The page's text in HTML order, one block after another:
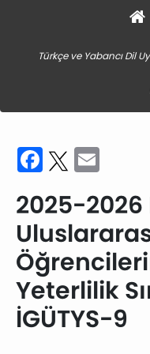
Türkçe ve Yabancı Dil
Facebook
Twitter
2025-
Yeterlilik
İGÜTYS-9